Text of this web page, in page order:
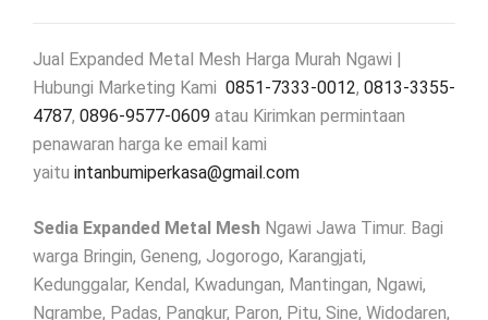
Jual Expanded Metal Mesh Harga Murah Ngawi |
Hubungi Marketing Kami 0851-7333-0012, 0813-3355-
4787, 0896-9577-0609 atau Kirimkan permintaan
penawaran harga ke email kami
yaitu intanbumiperkasa@gmail.com
Sedia Expanded Metal Mesh Ngawi Jawa Timur. Bagi
warga Bringin, Geneng, Jogorogo, Karangjati,
Kedunggalar, Kendal, Kwadungan, Mantingan, Ngawi,
Ngrambe, Padas, Pangkur, Paron, Pitu, Sine, Widodaren,